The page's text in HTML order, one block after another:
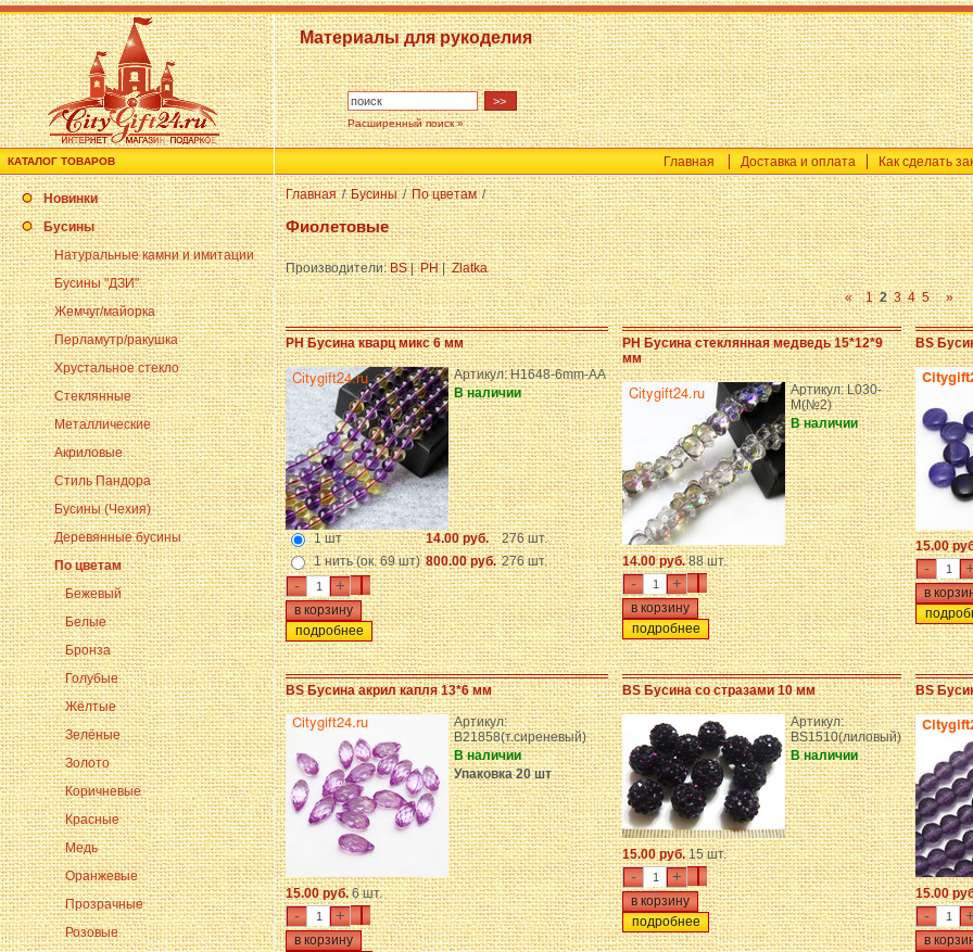
Материалы для рукоделия
Расширенный поиск »
КАТАЛОГ ТОВАРОВ Главная Доставка и оплата Как сделать
Новинки
Бусины
Натуральные камни и имитации
Бусины "ДЗИ"
Жемчуг/майорка
Перламутр/ракушка
Хрустальное стекло
Стеклянные
Металлические
Акриловые
Стиль Пандора
Бусины (Чехия)
Деревянные бусины
По цветам
Бежевый
Белые
Бронза
Голубые
Жёлтые
Зелёные
Золото
Коричневые
Красные
Медь
Оранжевые
Прозрачные
Розовые
Главная / Бусины / По цветам /
Фиолетовые
Производители:BS| PH| Zlatka
«
1 2 3 4 5 »
PH Бусина кварц микс 6 мм
Артикул: H1648-6mm-AA
В наличии
1 шт 14.00 руб.
276 шт.
1 нить (ок. 69 шт) 800.00 руб. 276 шт.
- +
подробнее
PH Бусина стеклянная медведь 15*12*9
мм
Артикул: L030-
M(№2)
В наличии
14.00 руб.88 шт.
- +
подробнее
BS
15.00
-
BS Бусина акрил капля 13*6 мм
Артикул:
B21858(т.сиреневый)
В наличии
Упаковка 20 шт
15.00 руб.6 шт.
- +
BS Бусина со стразами 10 мм
Артикул:
BS1510(лиловый)
В наличии
15.00 руб.15 шт.
- +
подробнее
BS
15.00
-